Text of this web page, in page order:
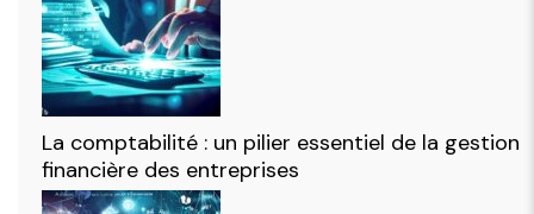
La comptabilité : un pilier essentiel de la gestion
financière des entreprises